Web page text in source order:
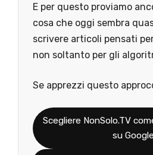
E per questo proviamo
cosa che oggi sembra
scrivere articoli pensati
non soltanto per gli
Se apprezzi questo
Scegliere NonSolo.TV
su Google